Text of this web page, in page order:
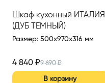
Шкаф кухонный ИТАЛИЯ
(ДУБ ТЕМНЫЙ)
Размер: 500x970x316 мм
4 840 ₽9 690₽
В корзину